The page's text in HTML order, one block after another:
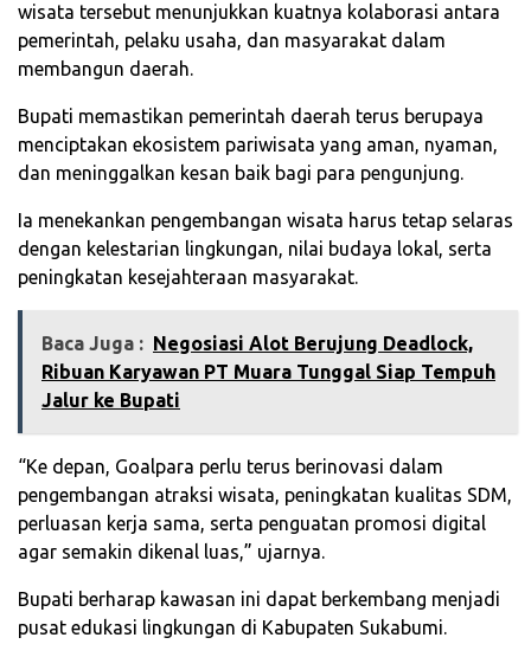
wisata tersebut menunjukkan kuatnya kolaborasi antara
pemerintah, pelaku usaha, dan masyarakat dalam
membangun daerah.
Bupati memastikan pemerintah daerah terus berupaya
menciptakan ekosistem pariwisata yang aman, nyaman,
dan meninggalkan kesan baik bagi para pengunjung.
Ia menekankan pengembangan wisata harus tetap selaras
dengan kelestarian lingkungan, nilai budaya lokal, serta
peningkatan kesejahteraan masyarakat.
Baca Juga : Negosiasi Alot Berujung Deadlock,
Ribuan Karyawan PT Muara Tunggal Siap Tempuh
Jalur ke Bupati
“Ke depan, Goalpara perlu terus berinovasi dalam
pengembangan atraksi wisata, peningkatan kualitas SDM,
perluasan kerja sama, serta penguatan promosi digital
agar semakin dikenal luas,” ujarnya.
Bupati berharap kawasan ini dapat berkembang menjadi
pusat edukasi lingkungan di Kabupaten Sukabumi.